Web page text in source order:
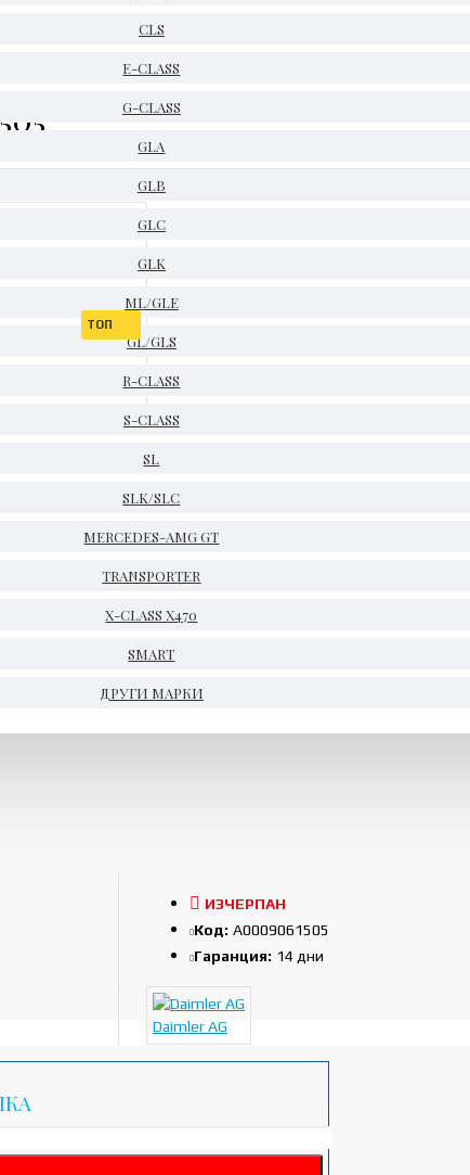
CLS
E-CLASS
G-CLASS
GLA
GLB
GLC
GLK
ML/GLE
GL/GLS
R-CLASS
S-CLASS
SL
SLK/SLC
MERCEDES-AMG GT
TRANSPORTER
X-CLASS X470
SMART
ДРУГИ МАРКИ
ТОП
ИЗЧЕРПАН
Код: A0009061505
Гаранция: 14 дни
Daimler AG